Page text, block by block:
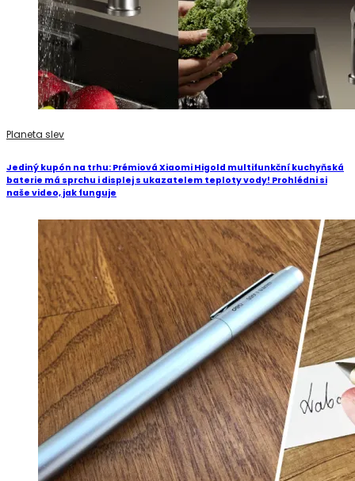
Planeta slev
Jediný kupón na trhu: Prémiová Xiaomi Higold multifunkční kuchyňská
baterie má sprchu i displej s ukazatelem teploty vody! Prohlédni si
naše video, jak funguje